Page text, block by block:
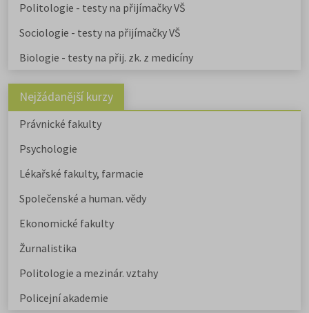
Politologie - testy na přijímačky VŠ
Sociologie - testy na přijímačky VŠ
Biologie - testy na přij. zk. z medicíny
Nejžádanější kurzy
Právnické fakulty
Psychologie
Lékařské fakulty, farmacie
Společenské a human. vědy
Ekonomické fakulty
Žurnalistika
Politologie a mezinár. vztahy
Policejní akademie